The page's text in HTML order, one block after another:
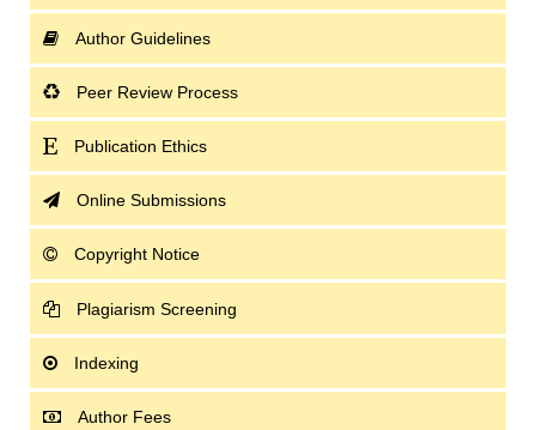
Author Guidelines
Peer Review Process
Publication Ethics
Online Submissions
Copyright Notice
Plagiarism Screening
Indexing
Author Fees